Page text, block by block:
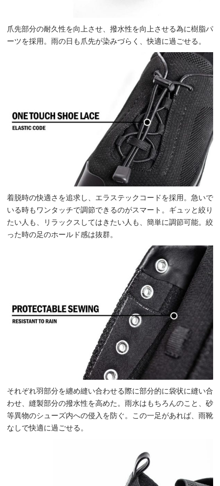
爪先部分の耐久性を向上させ、撥水性を向上させる為に樹脂パ
ーツを採用。雨の日も爪先が染みづらく、快適に過ごせる。
着脱時の快適さを追求し、エラステックコードを採用。急いで
いる時もワンタッチで調節できるのがスマート。ギュッと絞り
たい人も、リラックスしてはきたい人も、簡単に調節可能。絞
った時の足のホールド感は抜群。
それぞれ羽部分を纏め縫い合わせる際に部分的に袋状に縫い合
わせ、縫製部分の撥水性を高めた。雨水はもちろんのこと、砂
等異物のシューズ内への侵入を防ぐ。この一足があれば、雨靴
なしで快適に過ごせる。